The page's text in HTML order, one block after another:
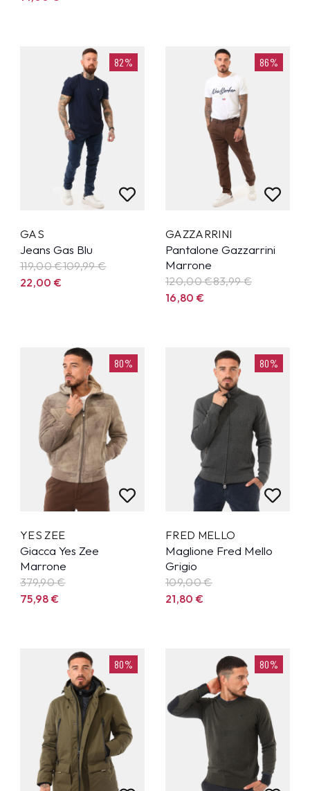
82%
GAS
Jeans Gas Blu
119,00 €109,99€
22,00€
86%
GAZZARRINI
Pantalone Gazzarrini
Marrone
120,00 €83,99€
16,80€
80%
YES ZEE
Giacca Yes Zee
Marrone
379,90€
75,98€
80%
FRED MELLO
Maglione Fred Mello
Grigio
109,00€
21,80€
80% 80%